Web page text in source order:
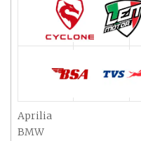
Aprilia
BMW